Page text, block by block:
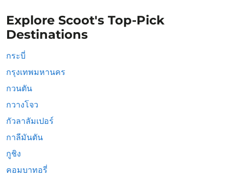
Explore Scoot's Top-Pick
Destinations
กระบี่
กรุงเทพมหานคร
กวนตัน
กวางโจว
กัวลาลัมเปอร์
กาลีมันตัน
กูชิง
คอมบาทอรี่